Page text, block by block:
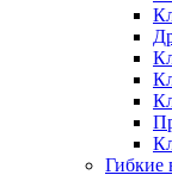
Гибкие